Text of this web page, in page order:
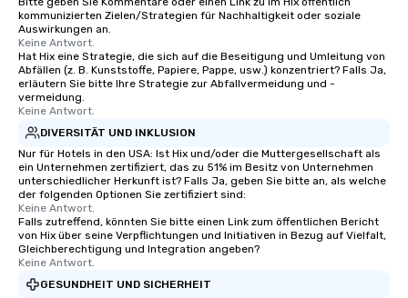
kommunizierten Zielen/Strategien für Nachhaltigkeit oder soziale
Auswirkungen an.
Keine Antwort.
Hat Hix eine Strategie, die sich auf die Beseitigung und Umleitung von
Abfällen (z. B. Kunststoffe, Papiere, Pappe, usw.) konzentriert? Falls Ja,
erläutern Sie bitte Ihre Strategie zur Abfallvermeidung und -
vermeidung.
Keine Antwort.
DIVERSITÄT UND INKLUSION
Nur für Hotels in den USA: Ist Hix und/oder die Muttergesellschaft als
ein Unternehmen zertifiziert, das zu 51% im Besitz von Unternehmen
unterschiedlicher Herkunft ist? Falls Ja, geben Sie bitte an, als welche
der folgenden Optionen Sie zertifiziert sind:
Keine Antwort.
Falls zutreffend, könnten Sie bitte einen Link zum öffentlichen Bericht
von Hix über seine Verpflichtungen und Initiativen in Bezug auf Vielfalt,
Gleichberechtigung und Integration angeben?
Keine Antwort.
GESUNDHEIT UND SICHERHEIT